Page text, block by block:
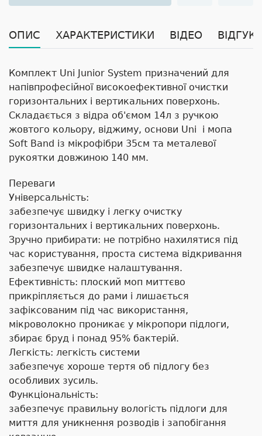
ОПИС ХАРАКТЕРИСТИКИ ВІДЕО
Комплект Uni Junior System призначений для
напівпрофесійної високоефективної очистки
горизонтальних і вертикальних поверхонь.
Складається з відра об'ємом 14л з ручкою
жовтого кольору, віджиму, основи Uni і мопа
Soft Band із мікрофібри 35см та металевої
рукоятки довжиною 140 мм.
Переваги
Універсальність:
забезпечує швидку і легку очистку
горизонтальних і вертикальних поверхонь.
Зручно прибирати: не потрібно нахилятися під
час користування, проста система відкривання
забезпечує швидке налаштування.
Ефективність: плоский моп миттєво
прикріпляється до рами і лишається
зафіксованим під час використання,
мікроволокно проникає у мікропори підлоги,
збирає бруд і понад 95% бактерій.
Легкість: легкість системи
забезпечує хороше тертя об підлогу без
особливих зусиль.
Функціональність:
забезпечує правильну вологість підлоги для
миття для уникнення розводів і запобігання